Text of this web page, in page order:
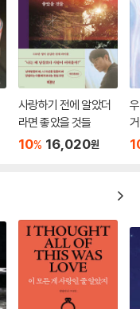
사랑하기 전에 알았더
라면 좋았을 것들
10% 16,020원